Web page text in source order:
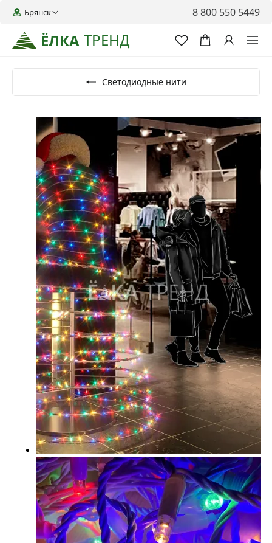
ЁЛКА ТРЕНД
Брянск 8 800 550 5449
Светодиодные нити